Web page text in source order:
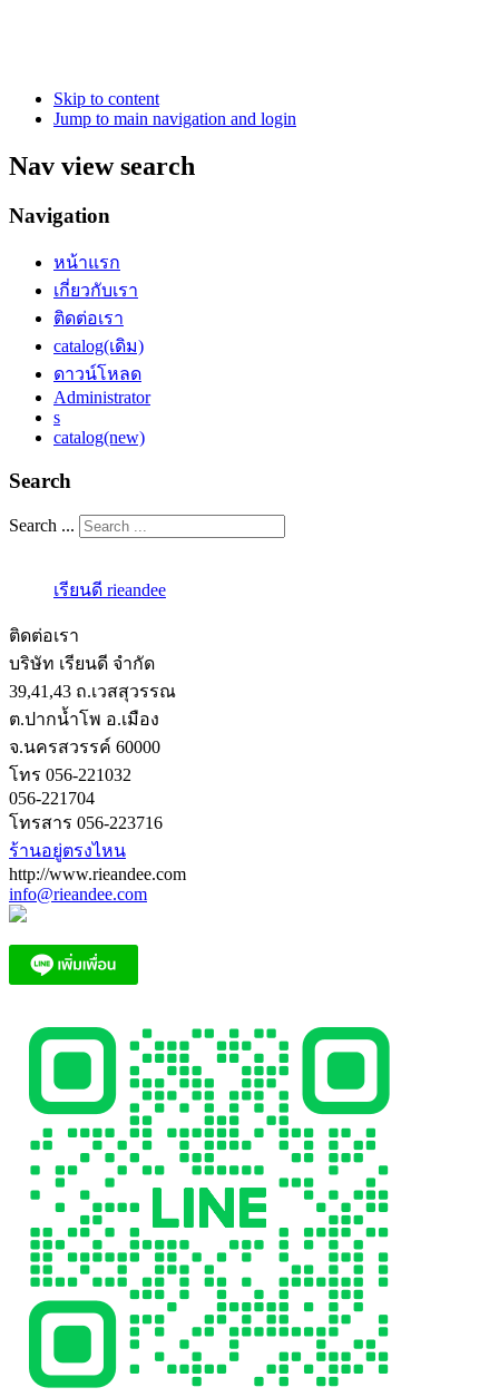
Skip to content
Jump to main navigation and login
Nav view search
Navigation
หน้าแรก
เกี่ยวกับเรา
ติดต่อเรา
catalog(เดิม)
ดาวน์โหลด
Administrator
s
catalog(new)
Search
Search ...
เรียนดี rieandee
ติดต่อเรา
บริษัท เรียนดี จำกัด
39,41,43 ถ.เวสสุวรรณ
ต.ปากน้ำโพ อ.เมือง
จ.นครสวรรค์ 60000
โทร 056-221032
056-221704
โทรสาร 056-223716
ร้านอยู่ตรงไหน
http://www.rieandee.com
info@rieandee.com